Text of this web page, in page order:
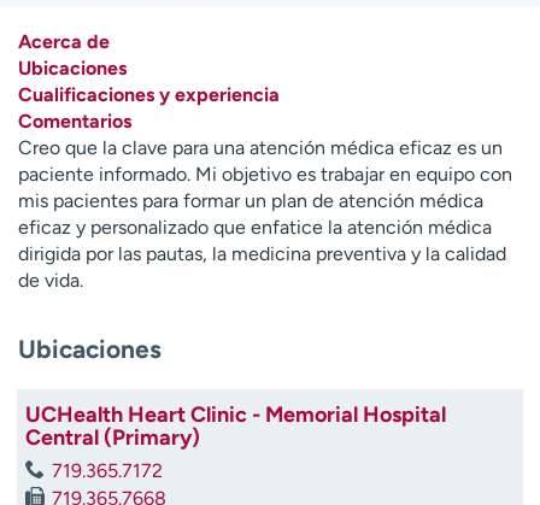
Contáctenos
A
y
ú
d
a
m
e
e
n
o
n
Acerca de
Ubicaciones
Cualificaciones y experiencia
Comentarios
Creo que la clave para una atención médica eficaz es un
paciente informado. Mi objetivo es trabajar en equipo con
mis pacientes para formar un plan de atención médica
eficaz y personalizado que enfatice la atención médica
dirigida por las pautas, la medicina preventiva y la calidad
de vida.
Ubicaciones
UCHealth Heart Clinic - Memorial Hospital
Central (Primary)
719.365.7172
719.365.7668